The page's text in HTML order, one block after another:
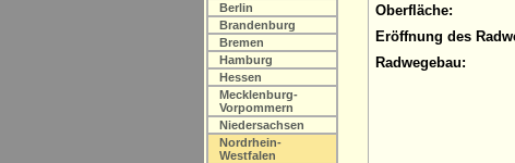
Berlin
Brandenburg
Bremen
Hamburg
Hessen
Mecklenburg-
Vorpommern
Niedersachsen
Nordrhein-
Westfalen
Oberfläche:
Eröffnung des
Radwegebau: